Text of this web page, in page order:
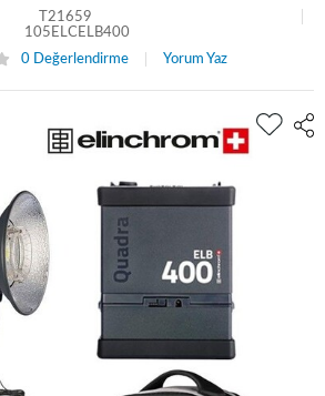
T21659
105ELCELB400
0 Değerlendirme
Yorum Yaz